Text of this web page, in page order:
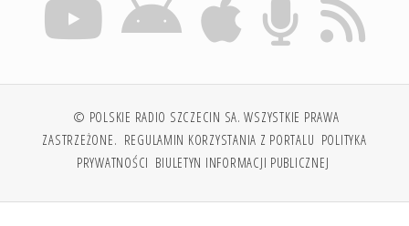
© POLSKIE RADIO SZCZECIN SA. WSZYSTKIE PRAWA
ZASTRZEŻONE. REGULAMIN KORZYSTANIA Z PORTALU POLITYKA
PRYWATNOŚCI BIULETYN INFORMACJI PUBLICZNEJ